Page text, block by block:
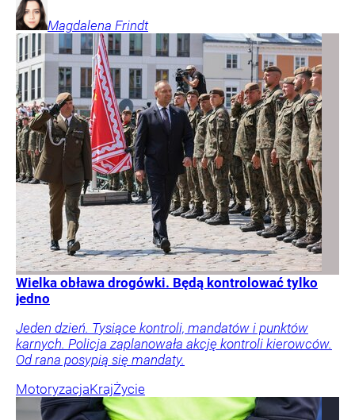
Magdalena Frindt
Wielka obława drogówki. Będą kontrolować tylko
jedno
Jeden dzień. Tysiące kontroli, mandatów i punktów
karnych. Policja zaplanowała akcję kontroli kierowców.
Od rana posypią się mandaty.
MotoryzacjaKrajŻycie